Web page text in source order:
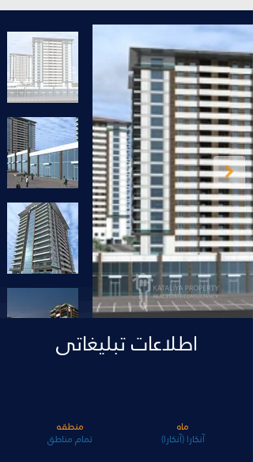
اطلاعات تبلیغاتی
منطقه
تمام مناطق
ماه
آنکارا (آنکارا)